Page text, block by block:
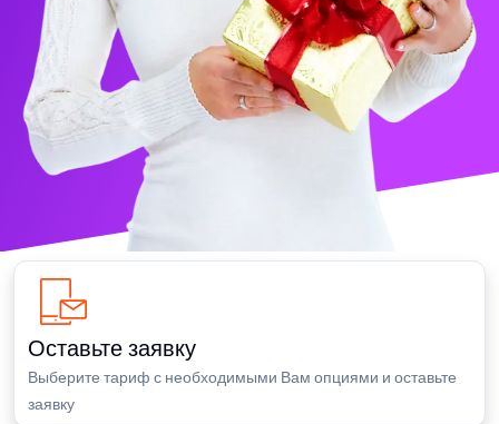
Оставьте заявку
Выберите тариф с необходимыми Вам опциями и оставьте
заявку